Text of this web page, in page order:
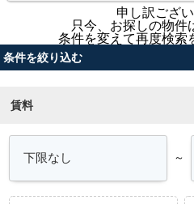
申し訳ござい
只今、お探しの物件
条件を変えて再度検索
条件を絞り込む
賃料
～